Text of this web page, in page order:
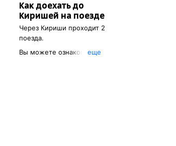
Как доехать до
Киришей на поезде
Через Кириши проходит 2
поезда.
Вы можете ознакомиться с
eще